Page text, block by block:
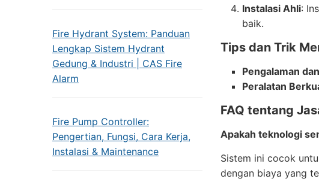
Fire Hydrant System: Panduan
Lengkap Sistem Hydrant
Gedung & Industri | CAS Fire
Alarm
Fire Pump Controller:
Pengertian, Fungsi, Cara Kerja,
Instalasi & Maintenance
Instalasi Ahli:
baik.
Tips dan Trik
Pengalaman
Peralatan
FAQ tentang
Apakah teknologi
Sistem ini cocok
dengan biaya yang